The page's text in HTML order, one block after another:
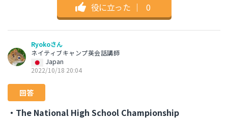
役に立った ｜ 0
Ryokoさん
ネイティブキャンプ英会話講師
Japan
2022/10/18 20:04
回答
・The National High School Championship